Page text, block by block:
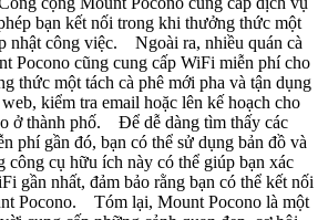
bạn kết nối trong khi thưởng thức một
nhật công việc. Ngoài ra, nhiều quán cà
Pocono cũng cung cấp WiFi miễn phí cho
thức một tách cà phê mới pha và tận dụng
kiểm tra email hoặc lên kế hoạch cho
ở thành phố. Để dễ dàng tìm thấy các
phí gần đó, bạn có thể sử dụng bản đồ và
cụ hữu ích này có thể giúp bạn xác
gần nhất, đảm bảo rằng bạn có thể kết nối
Pocono. Tóm lại, Mount Pocono là một